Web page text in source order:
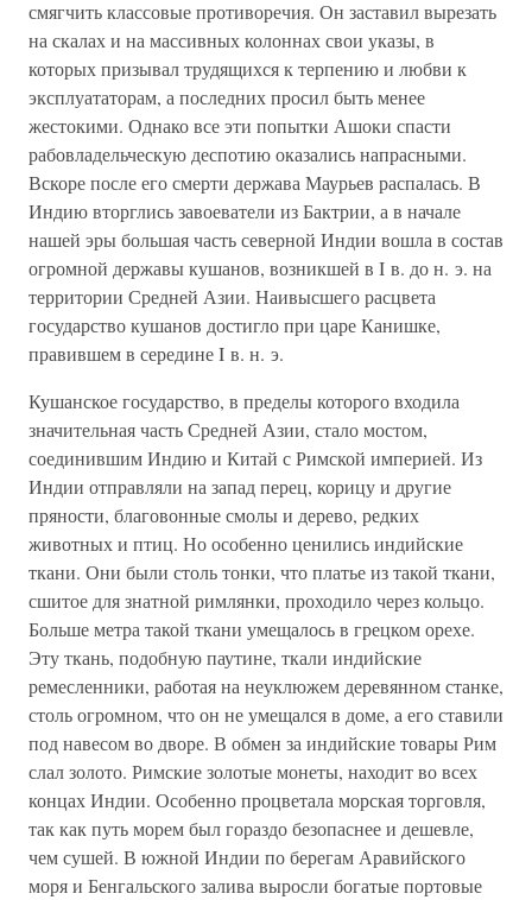
смягчить классовые противоречия. Он заставил вырезать
на скалах и на массивных колоннах свои указы, в
которых призывал трудящихся к терпению и любви к
эксплуататорам, а последних просил быть менее
жестокими. Однако все эти попытки Ашоки спасти
рабовладельческую деспотию оказались напрасными.
Вскоре после его смерти держава Маурьев распалась. В
Индию вторглись завоеватели из Бактрии, а в начале
нашей эры большая часть северной Индии вошла в состав
огромной державы кушанов, возникшей в I в. до н. э. на
территории Средней Азии. Наивысшего расцвета
государство кушанов достигло при царе Канишке,
правившем в середине I в. н. э.
Кушанское государство, в пределы которого входила
значительная часть Средней Азии, стало мостом,
соединившим Индию и Китай с Римской империей. Из
Индии отправляли на запад перец, корицу и другие
пряности, благовонные смолы и дерево, редких
животных и птиц. Но особенно ценились индийские
ткани. Они были столь тонки, что платье из такой ткани,
сшитое для знатной римлянки, проходило через кольцо.
Больше метра такой ткани умещалось в грецком орехе.
Эту ткань, подобную паутине, ткали индийские
ремесленники, работая на неуклюжем деревянном станке,
столь огромном, что он не умещался в доме, а его ставили
под навесом во дворе. В обмен за индийские товары Рим
слал золото. Римские золотые монеты, находит во всех
концах Индии. Особенно процветала морская торговля,
так как путь морем был гораздо безопаснее и дешевле,
чем сушей. В южной Индии по берегам Аравийского
моря и Бенгальского залива выросли богатые портовые